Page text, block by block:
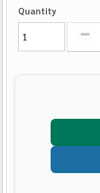
Quantity